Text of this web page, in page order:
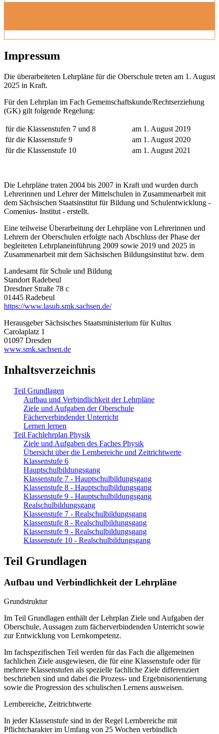
Impressum
Die überarbeiteten Lehrpläne für die Oberschule treten am 1. August
2025 in Kraft.
Für den Lehrplan im Fach Gemeinschaftskunde/Rechtserziehung
(GK) gilt folgende Regelung:
für die Klassenstufen 7 und 8
am 1. August 2019
für die Klassenstufe 9
am 1. August 2020
für die Klassenstufe 10
am 1. August 2021
Die Lehrpläne traten 2004 bis 2007 in Kraft und wurden durch
Lehrerinnen und Lehrer der Mittelschulen in Zusammenarbeit mit
dem Sächsischen Staatsinstitut für Bildung und Schulentwicklung -
Comenius- Institut - erstellt.
Eine teilweise Überarbeitung der Lehrpläne von Lehrerinnen und
Lehrern der Oberschulen erfolgte nach Abschluss der Phase der
begleiteten Lehrplaneinführung 2009 sowie 2019 und 2025 in
Zusammenarbeit mit dem Sächsischen Bildungsinstitut bzw. dem
Landesamt für Schule und Bildung
Standort Radebeul
Dresdner Straße 78 c
01445 Radebeul
https://www.lasub.smk.sachsen.de/
Herausgeber Sächsisches Staatsministerium für Kultus
Carolaplatz 1
01097 Dresden
www.smk.sachsen.de
Inhaltsverzeichnis
Teil Grundlagen
Aufbau und Verbindlichkeit der Lehrpläne
Ziele und Aufgaben der Oberschule
Fächerverbindender Unterricht
Lernen lernen
Teil Fachlehrplan Physik
Ziele und Aufgaben des Faches Physik
Übersicht über die Lernbereiche und Zeitrichtwerte
Klassenstufe 6
Hauptschulbildungsgang
Klassenstufe 7 - Hauptschulbildungsgang
Klassenstufe 8 - Hauptschulbildungsgang
Klassenstufe 9 - Hauptschulbildungsgang
Realschulbildungsgang
Klassenstufe 7 - Realschulbildungsgang
Klassenstufe 8 - Realschulbildungsgang
Klassenstufe 9 - Realschulbildungsgang
Klassenstufe 10 - Realschulbildungsgang
Teil Grundlagen
Aufbau und Verbindlichkeit der Lehrpläne
Grundstruktur
Im Teil Grundlagen enthält der Lehrplan Ziele und Aufgaben der
Oberschule, Aussagen zum fächerverbindenden Unterricht sowie
zur Entwicklung von Lernkompetenz.
Im fachspezifischen Teil werden für das Fach die allgemeinen
fachlichen Ziele ausgewiesen, die für eine Klassenstufe oder für
mehrere Klassenstufen als spezielle fachliche Ziele differenziert
beschrieben sind und dabei die Prozess- und Ergebnisorientierung
sowie die Progression des schulischen Lernens ausweisen.
Lernbereiche, Zeitrichtwerte
In jeder Klassenstufe sind in der Regel Lernbereiche mit
Pflichtcharakter im Umfang von 25 Wochen verbindlich